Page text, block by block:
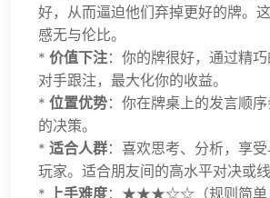
好，从而逼迫他们弃掉更好的牌。
感无与伦比。
* 价值下注：你的牌很好，通过精
对手跟注，最大化你的收益。
* 位置优势：你在牌桌上的发言顺
的决策。
* 适合人群：喜欢思考、分析，享
玩家。适合朋友间的高水平对决或线
* 上手难度：★★★☆☆（规则简单